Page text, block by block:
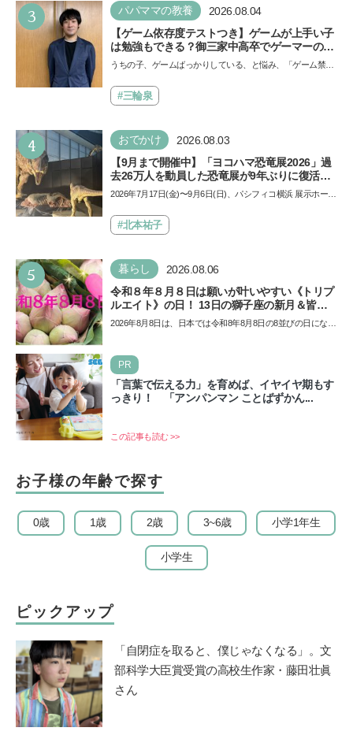
3 パパママの教養 2026.08.04
【ゲーム依存度テストつき】ゲームが上手い子
は勉強もできる？御三家中高卒でゲーマーの医
師・阿部智史さんが教えるゲームしながら受験
うちの子、ゲームばっかりしている、と悩み、「ゲーム禁
も…#三輪泉
4 おでかけ 2026.08.03
【9月まで開催中】「ヨコハマ恐竜展2026」過
去26万人を動員した恐竜展が9年ぶりに復活！
夏休みのおでかけで楽しむポイントを完全ガイ
2026年7月17日(金)〜9月6日(日)、パシフィコ横浜 展示ホール
催…#北本祐子
5 暮らし 2026.08.06
令和８年８月８日は願いが叶いやすい《トリプ
ルエイト》の日！ 13日の獅子座の新月＆皆既
日食の影響にも注目
2026年8月8日は、日本では令和8年8月8日の8並びの日になり
PR
「言葉で伝える力」を育めば、イヤイヤ期もす
っきり！ 「アンパンマン ことばずかん...
この記事も読む >>
お子様の年齢で探す
0歳 1歳 2歳 3~6歳 小学1年生
小学生
ピックアップ
「自閉症を取ると、僕じゃなくなる」。文
部科学大臣賞受賞の高校生作家・藤田壮眞
さん